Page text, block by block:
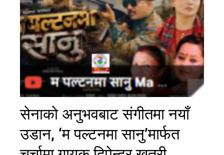
सेनाको अनुभवबाट संगीतमा नयाँ
उडान, ‘म पल्टनमा सानु’मार्फत